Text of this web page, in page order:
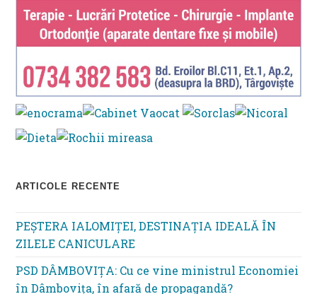
ARTICOLE RECENTE
PEȘTERA IALOMIȚEI, DESTINAȚIA IDEALĂ ÎN
ZILELE CANICULARE
PSD DÂMBOVIȚA: Cu ce vine ministrul Economiei
în Dâmbovița, în afară de propagandă?